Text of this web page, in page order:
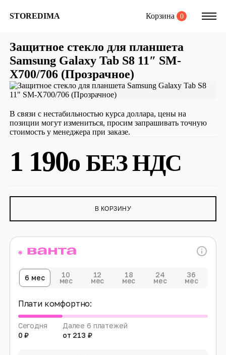
STOREDIMA Корзина 0
Защитное стекло для планшета
Samsung Galaxy Tab S8 11″ SM-
X700/706 (Прозрачное)
В связи с нестабильностью курса доллара, цены на
позиции могут измениться, просим запрашивать точную
стоимость у менеджера при заказе.
1 190o БЕЗ НДС
В КОРЗИНУ
6 мес 10
мес
12
мес
18
мес
24
мес
36
мес
Плати комфортно:
Сегодня
0 ₽
Далее 6 платежей
от 213 ₽